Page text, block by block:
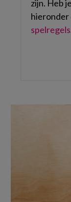
zijn. Heb
hieronder
spelregels